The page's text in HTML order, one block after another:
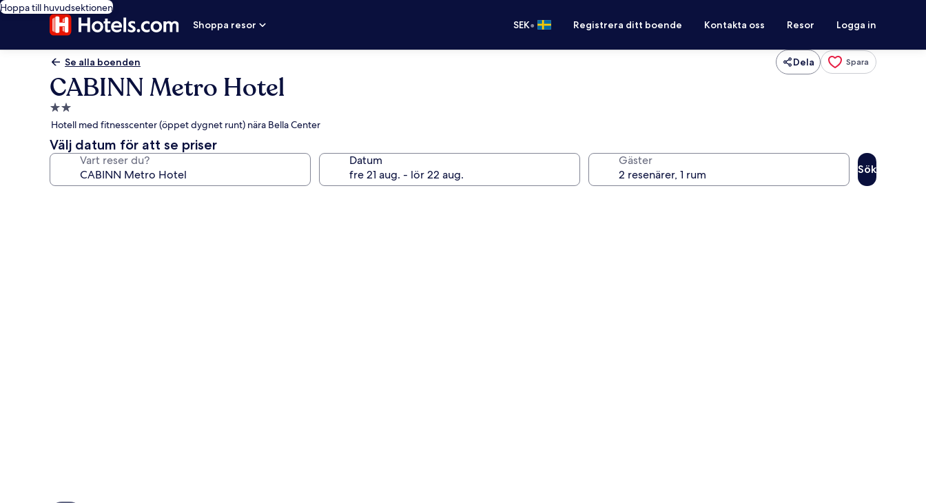
Hoppa till huvudsektionen
Shoppa resor
SEK• Registrera ditt boende Kontakta oss Resor Logga in
Se alla boenden Dela Spara
CABINN Metro Hotel
2.0-
stjärnigt
boende
Hotell med fitnesscenter (öppet dygnet runt) nära Bella Center
Välj datum för att se priser
Vart reser du? Datum Gäster
Sök